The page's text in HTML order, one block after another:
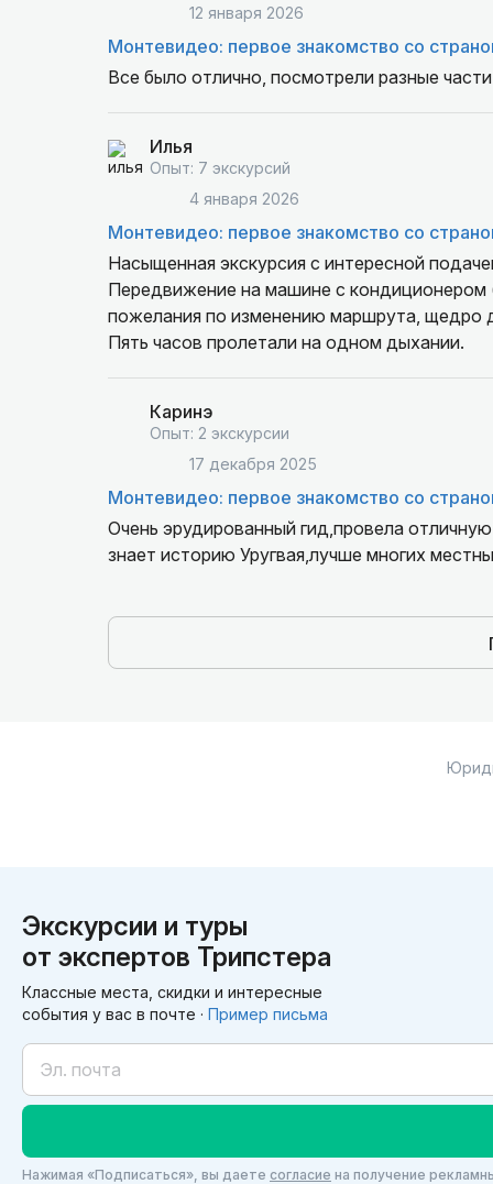
12 января 2026
Монтевидео: первое знакомство со
Все было отлично, посмотрели разные
Илья
Опыт: 7 экскурсий
4 января 2026
Монтевидео: первое знакомство со
Насыщенная экскурсия с интересной
Передвижение на машине с кондиционером
пожелания по изменению маршрута, щедро
Пять часов пролетали на одном дыхании.
Каринэ
Опыт: 2 экскурсии
17 декабря 2025
Монтевидео: первое знакомство со
Очень эрудированный гид,провела
знает историю Уругвая,лучше многих
Экскурсии и туры
от экспертов Трипстера
Классные места, скидки и интересные
события у вас в почте · Пример письма
Нажимая «Подписаться», вы даете согласие на получение